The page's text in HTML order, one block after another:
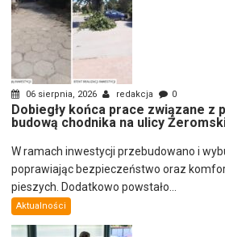
06 sierpnia, 2026 redakcja 0
Dobiegły końca prace związane z
budową chodnika na ulicy
W ramach inwestycji przebudowano i
poprawiając bezpieczeństwo oraz
pieszych. Dodatkowo powstało...
Aktualności